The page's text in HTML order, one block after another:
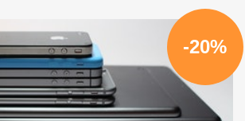
-20%